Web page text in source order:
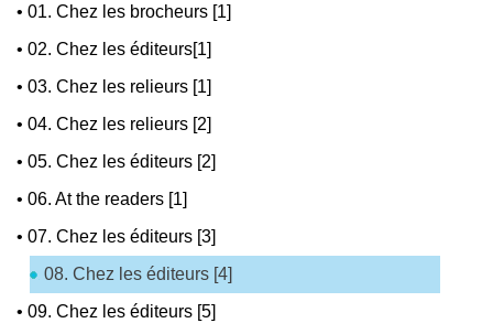
•01. Chez les brocheurs [1]
•02. Chez les éditeurs[1]
•03. Chez les relieurs [1]
•04. Chez les relieurs [2]
•05. Chez les éditeurs [2]
•06. At the readers [1]
•07. Chez les éditeurs [3]
08. Chez les éditeurs [4]
•09. Chez les éditeurs [5]